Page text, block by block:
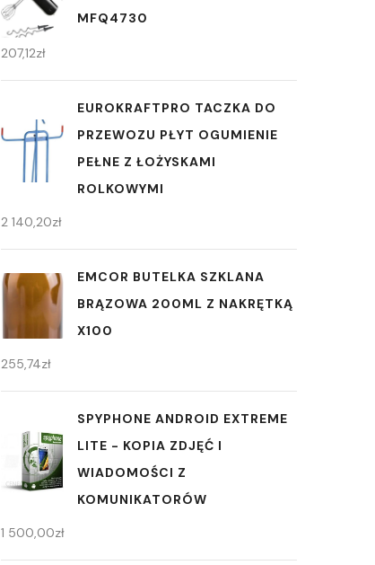
MFQ4730
207,12zł
EUROKRAFTPRO TACZKA DO
PRZEWOZU PŁYT OGUMIENIE
PEŁNE Z ŁOŻYSKAMI
ROLKOWYMI
2 140,20zł
EMCOR BUTELKA SZKLANA
BRĄZOWA 200ML Z NAKRĘTKĄ
X100
255,74zł
SPYPHONE ANDROID EXTREME
LITE - KOPIA ZDJĘĆ I
WIADOMOŚCI Z
KOMUNIKATORÓW
1 500,00zł